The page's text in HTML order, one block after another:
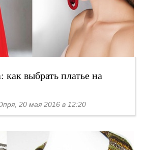
как выбрать платье на
20 мая 2016 в 12:20